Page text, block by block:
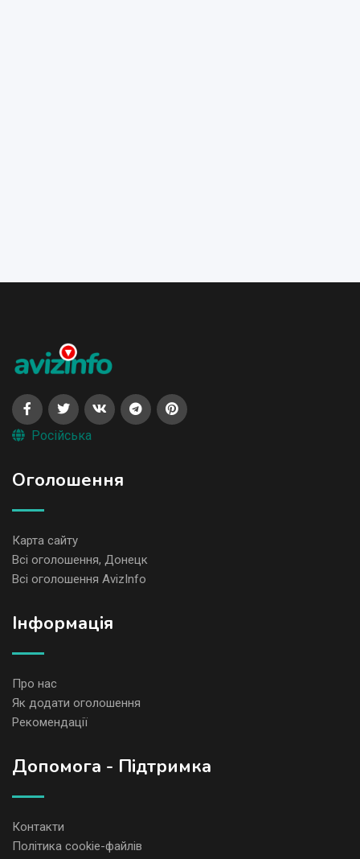
Російська
Оголошення
Карта сайту
Всі оголошення, Донецк
Всі оголошення AvizInfo
Iнформація
Про нас
Як додати оголошення
Рекомендації
Допомога - Підтримка
Контакти
Політика cookie-файлів